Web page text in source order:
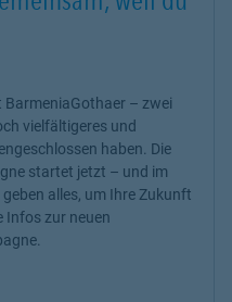
– zwei
vielfältigeres und
haben. Die
startet jetzt – und im
alles, um Ihre Zukunft
Infos zur neuen
Tab